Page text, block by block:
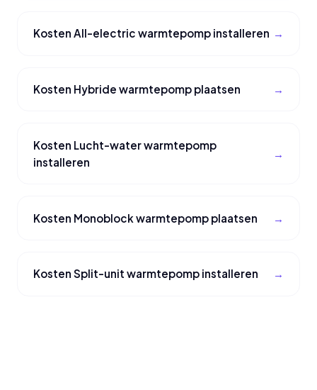
Kosten All-electric warmtepomp installeren
Kosten Hybride warmtepomp plaatsen
Kosten Lucht-water warmtepomp
installeren
Kosten Monoblock warmtepomp plaatsen
Kosten Split-unit warmtepomp installeren